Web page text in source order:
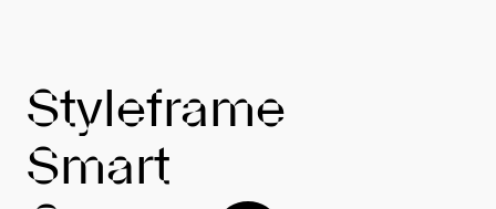
Styleframe
Smart